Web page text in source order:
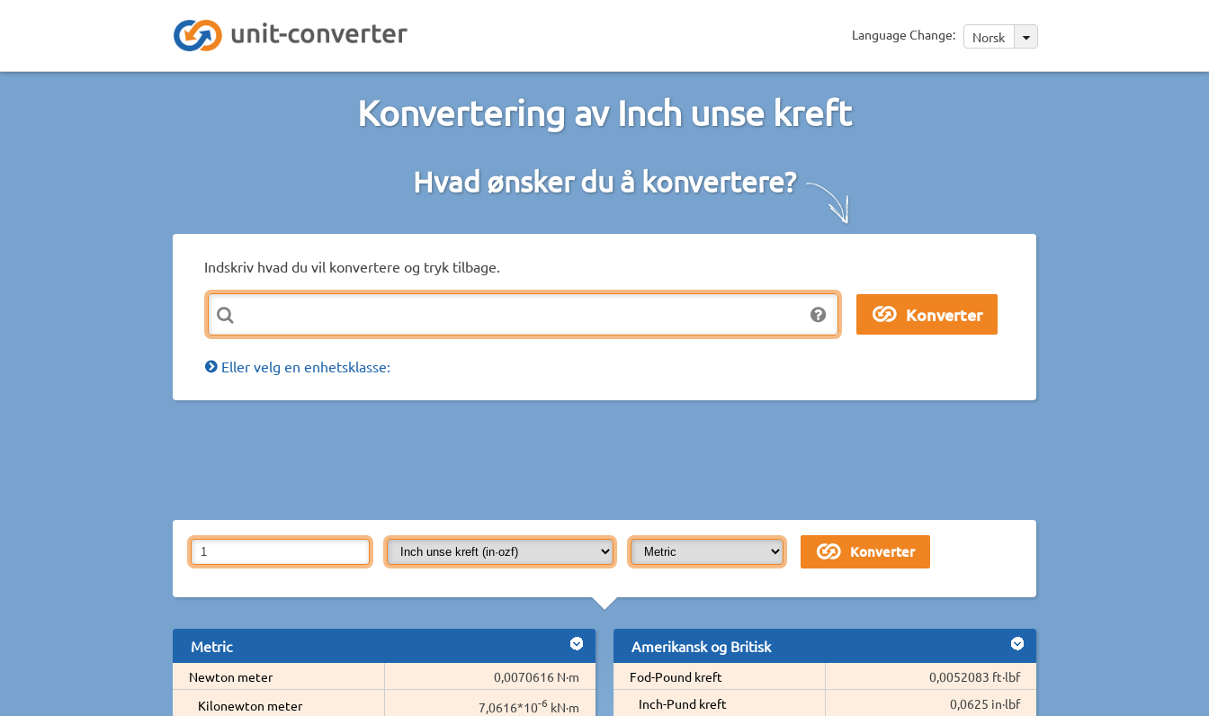
Language Change: Norsk
Konvertering av Inch unse kreft
Hvad ønsker du å konvertere?
Indskriv hvad du vil konvertere og tryk tilbage.
Eller velg en enhetsklasse:
Metric
Newton meter
0,0070616 N·m
Kilonewton meter
7,0616*10-6 kN·m
Amerikansk og Britisk
Fod-Pound kreft
0,0052083 ft·lbf
Inch-Pund kreft
0,0625 in·lbf